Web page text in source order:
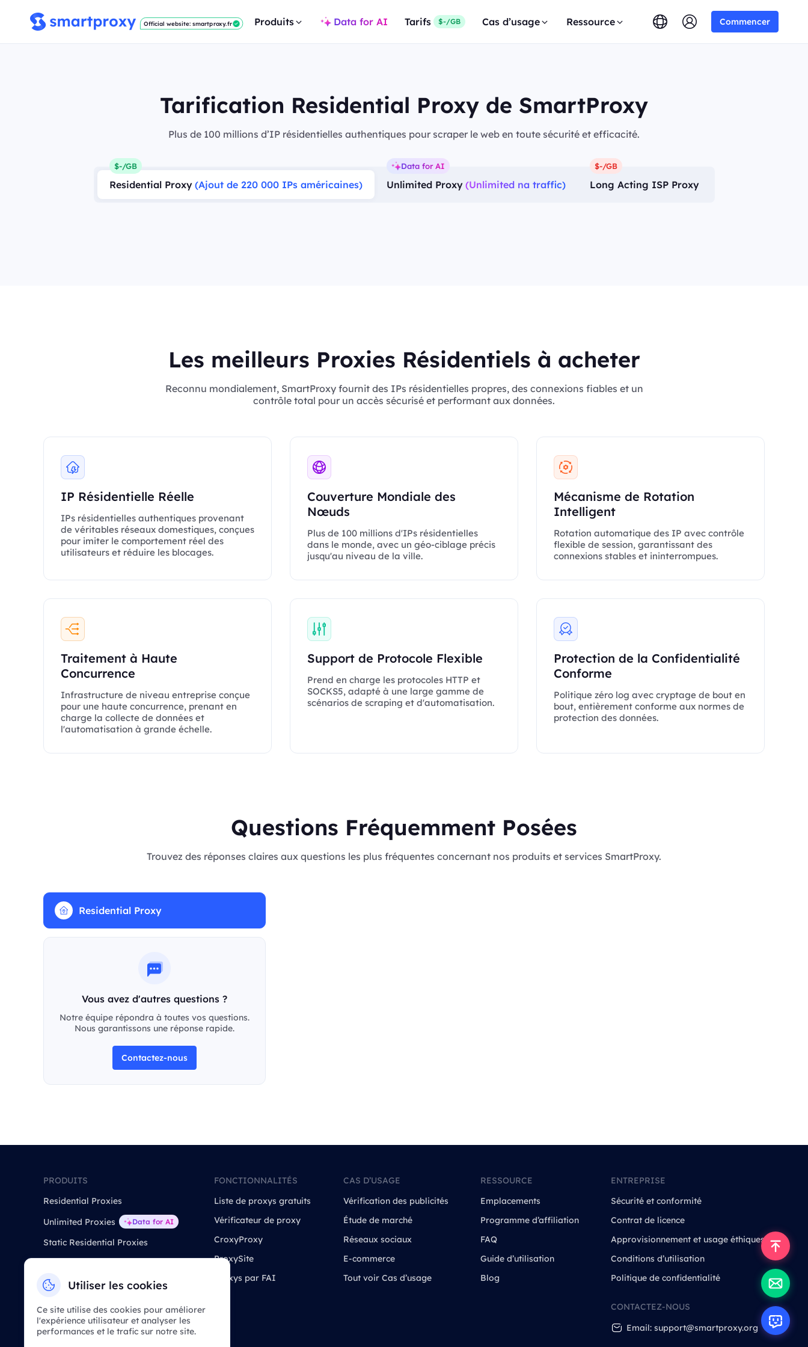
Official website: smartproxy.fr Produits Data for AI Tarifs $-/GB Cas d’usage Ressource Commencer
Tarification Residential Proxy de SmartProxy
Plus de 100 millions d’IP résidentielles authentiques pour scraper le web en toute sécurité et efficacité.
Residential Proxy (Ajout de 220 000 IPs américaines)
$-/GB
Unlimited Proxy (Unlimited na traffic)
Data for AI
Long Acting ISP Proxy
$-/GB
Les meilleurs Proxies Résidentiels à acheter
Reconnu mondialement, SmartProxy fournit des IPs résidentielles propres, des connexions fiables et un
contrôle total pour un accès sécurisé et performant aux données.
IP Résidentielle Réelle
IPs résidentielles authentiques provenant
de véritables réseaux domestiques, conçues
pour imiter le comportement réel des
utilisateurs et réduire les blocages.
Couverture Mondiale des
Nœuds
Plus de 100 millions d'IPs résidentielles
dans le monde, avec un géo-ciblage précis
jusqu'au niveau de la ville.
Mécanisme de Rotation
Intelligent
Rotation automatique des IP avec contrôle
flexible de session, garantissant des
connexions stables et ininterrompues.
Traitement à Haute
Concurrence
Infrastructure de niveau entreprise conçue
pour une haute concurrence, prenant en
charge la collecte de données et
l'automatisation à grande échelle.
Support de Protocole Flexible
Prend en charge les protocoles HTTP et
SOCKS5, adapté à une large gamme de
scénarios de scraping et d'automatisation.
Protection de la Confidentialité
Conforme
Politique zéro log avec cryptage de bout en
bout, entièrement conforme aux normes de
protection des données.
Questions Fréquemment Posées
Trouvez des réponses claires aux questions les plus fréquentes concernant nos produits et services SmartProxy.
Residential Proxy
Vous avez d'autres questions ?
Notre équipe répondra à toutes vos questions.
Nous garantissons une réponse rapide.
Contactez-nous
Utiliser les cookies
Ce site utilise des cookies pour améliorer
l'expérience utilisateur et analyser les
performances et le trafic sur notre site.
PRODUITS
Residential Proxies
Unlimited Proxies
Data for AI
Static Residential Proxies
Static Data Center Proxies
Long Acting ISP Proxies
SERP API
FONCTIONNALITÉS
Liste de proxys gratuits
Vérificateur de proxy
CroxyProxy
ProxySite
Proxys par FAI
CAS D’USAGE
Vérification des publicités
Étude de marché
Réseaux sociaux
E-commerce
Tout voir Cas d’usage
RESSOURCE
Emplacements
Programme d’affiliation
FAQ
Guide d’utilisation
Blog
ENTREPRISE
Sécurité et conformité
Contrat de licence
Approvisionnement et usage éthiques
Conditions d’utilisation
Politique de confidentialité
CONTACTEZ-NOUS
Email: support@smartproxy.org